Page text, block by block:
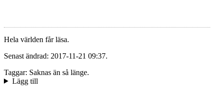
Hela världen får läsa.
Senast ändrad: 2017-11-21 09:37.
Taggar: Saknas än så länge.
Lägg till